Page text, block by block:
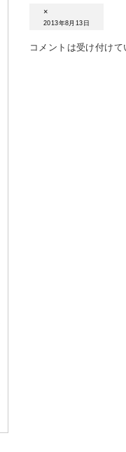
×
2013年8月13日
コメントは受け付け